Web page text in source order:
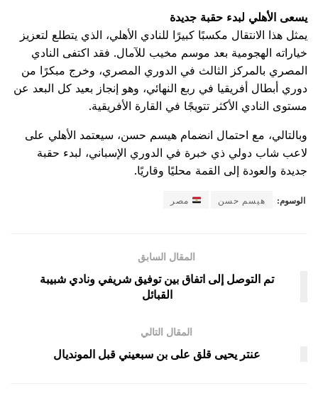
يسعى الأهلي لبدء حقبة جديدة
يمثل هذا الانتقال مكسبًا كبيرًا للنادي الأهلي، الذي يتطلع لتعزيز
خياراته الهجومية بعد موسم مخيب للآمال. فقد اكتفى النادي
المصري بالمركز الثالث في الدوري المصري، وخرج مبكرًا من
دوري أبطال أفريقيا في ربع النهائي، وهو إنجاز بعيد كل البعد عن
مستوى النادي الأكثر تتويجًا في القارة الأفريقية.
وبالتالي، مع احتمال انضمام هيسم حسن، سيعتمد الأهلي على
لاعب شاب دولي ذي خبرة في الدوري الإسباني، لبدء حقبة
جديدة والعودة إلى القمة محليًا وقاريًا.
الوسوم: هيسم حسن مصر
المقال السابق
تم التوصل إلى اتفاق بين توفيق شريفي ونادي شبيبة
القبائل
المقال التالي
عنتر يحيى قلق على بن سبعيني قبل المونديال